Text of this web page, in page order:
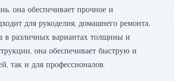
она обеспечивает прочное и
для рукоделия, домашнего ремонта,
в различных вариантах толщины и
она обеспечивает быструю и
так и для профессионалов.